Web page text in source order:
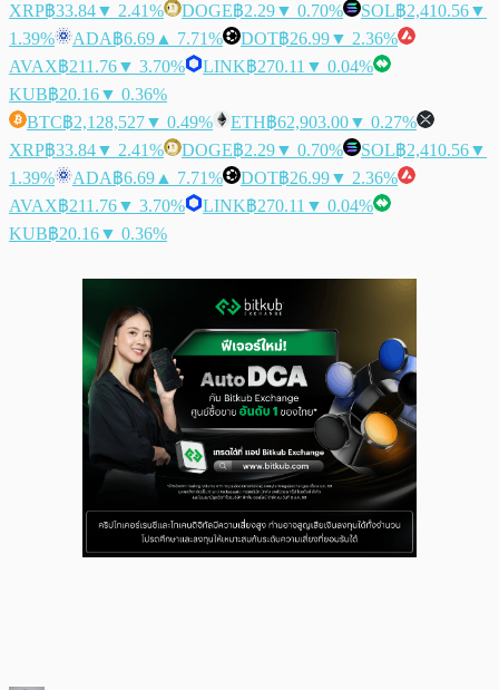
XRP฿33.84▼ 2.41% DOGE฿2.29▼ 0.70% SOL฿2,410.56▼
1.39%
ADA฿6.69 ▲ 7.71% DOT฿26.99▼ 2.36%
AVAX฿211.76▼ 3.70% LINK฿270.11 ▼ 0.04%
KUB฿20.16▼ 0.36%
BTC฿2,128,527▼ 0.49% ETH฿62,903.00▼ 0.27%
XRP฿33.84▼ 2.41% DOGE฿2.29▼ 0.70% SOL฿2,410.56▼
1.39%
ADA฿6.69 ▲ 7.71% DOT฿26.99▼ 2.36%
AVAX฿211.76▼ 3.70% LINK฿270.11 ▼ 0.04%
KUB฿20.16▼ 0.36%